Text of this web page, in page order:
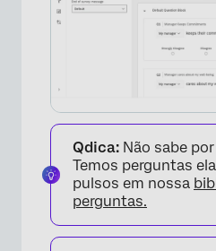
Qdica: Não sabe
Temos perguntas
pulsos em nossa
perguntas.